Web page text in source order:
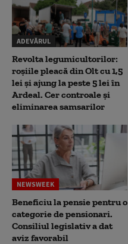
ADEVĂRUL
Revolta legumicultorilor:
roșiile pleacă din Olt cu 1,5
lei și ajung la peste 5 lei în
Ardeal. Cer controale și
eliminarea samsarilor
NEWSWEEK
Beneficiu la pensie pentru o
categorie de pensionari.
Consiliul legislativ a dat
aviz favorabil